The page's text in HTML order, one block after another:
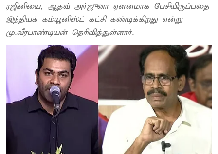
ரஜினியை, ஆதவ் அர்ஜுனா ஏளனமாக பேசியிருப்பதை
இந்தியக் கம்யூனிஸ்ட் கட்சி கண்டிக்கிறது என்று
மு.வீரபாண்டியன் தெரிவித்துள்ளார்.